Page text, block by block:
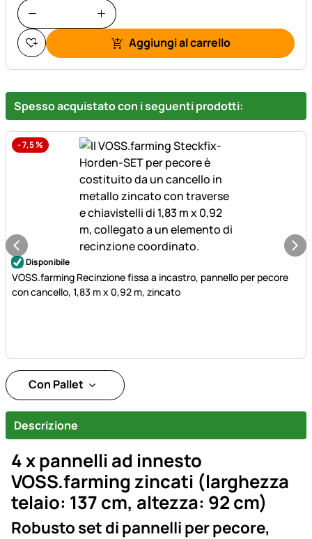
Aggiungi al carrello
Spesso acquistato con i seguenti prodotti:
-7,5%
Disponibile
VOSS.farming Recinzione fissa a incastro, pannello per pecore
con cancello, 1,83 m x 0,92 m, zincato
Con Pallet
Descrizione
4 x pannelli ad innesto
VOSS.farming zincati (larghezza
telaio: 137 cm, altezza: 92 cm)
Robusto set di pannelli per pecore,